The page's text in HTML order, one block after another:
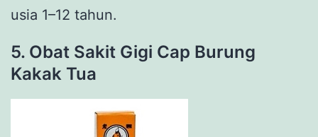
usia 1–12 tahun.
5. Obat Sakit Gigi Cap Burung
Kakak Tua